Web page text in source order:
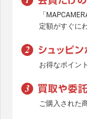
「
定額がすぐに
お得なポイン
ご購入された